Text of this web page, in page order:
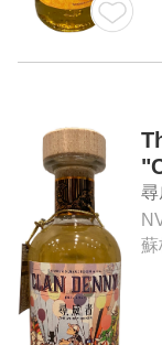
尋
芽
蘇